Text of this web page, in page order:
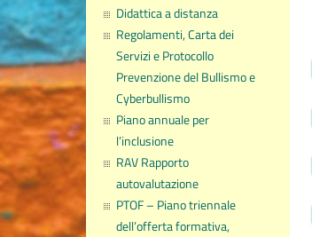
Didattica a distanza
Regolamenti, Carta dei
Servizi e Protocollo
Prevenzione del Bullismo e
Cyberbullismo
Piano annuale per
l’inclusione
RAV Rapporto
autovalutazione
PTOF – Piano triennale
dell’offerta formativa,